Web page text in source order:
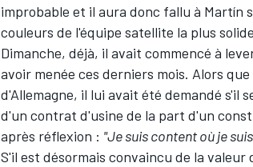
improbable et il aura donc fallu à Martín
couleurs de l'équipe satellite la plus
Dimanche, déjà, il avait commencé à
avoir menée ces derniers mois. Alors que
d'Allemagne, il lui avait été demandé s'il
d'un contrat d'usine de la part d'un
après réflexion : "Je suis content où je
S'il est désormais convaincu de la